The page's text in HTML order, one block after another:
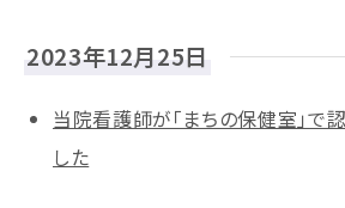
2023年12月25日
当院看護師が「まちの保健室」で
した